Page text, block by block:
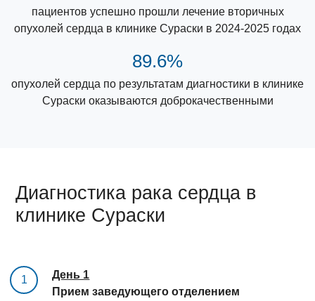
пациентов успешно прошли лечение вторичных
опухолей сердца в клинике Сураски в 2024-2025 годах
89.6%
опухолей сердца по результатам диагностики в клинике
Сураски оказываются доброкачественными
Диагностика рака сердца в
клинике Сураски
1
День 1
Прием заведующего отделением